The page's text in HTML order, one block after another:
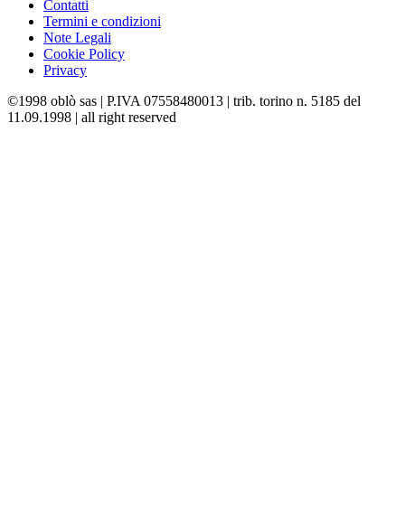
Contatti
Termini e condizioni
Note Legali
Cookie Policy
Privacy
©1998 oblò sas | P.IVA 07558480013 | trib. torino n. 5185 del
11.09.1998 | all right reserved